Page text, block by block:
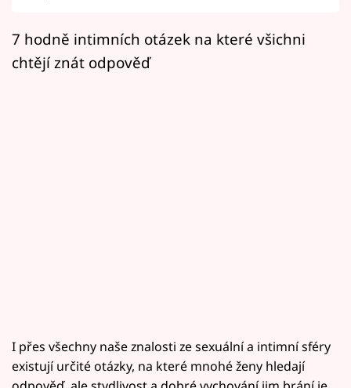
Přihlášení
7 hodně intimních otázek na které všichni
chtějí znát odpověď
I přes všechny naše znalosti ze sexuální a intimní sféry
existují určité otázky, na které mnohé ženy hledají